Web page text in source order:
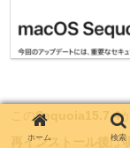
このSequoia15.7.4
再インストール後は
ホーム 検索